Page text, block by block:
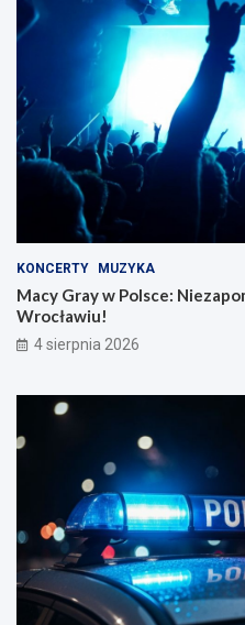
KONCERTY MUZYKA
Macy Gray w Polsce:
Wrocławiu!
4 sierpnia 2026